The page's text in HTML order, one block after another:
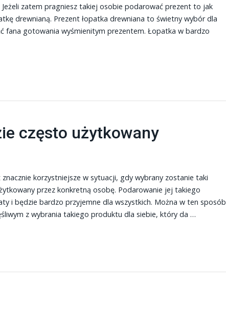
zatem pragniesz takiej osobie podarować prezent to jak
drewnianą. Prezent łopatka drewniana to świetny wybór dla
fana gotowania wyśmienitym prezentem. Łopatka w bardzo
często użytkowany
korzystniejsze w sytuacji, gdy wybrany zostanie taki
przez konkretną osobę. Podarowanie jej takiego
i będzie bardzo przyjemne dla wszystkich. Można w ten sposób
z wybrania takiego produktu dla siebie, który da …